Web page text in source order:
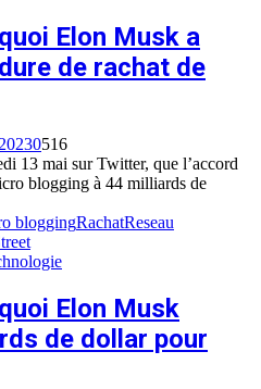
Elon Musk a
de rachat de
0516
13 mai sur Twitter, que l’accord
blogging à 44 milliards de
bloggingRachatReseau
Elon Musk
de dollar pour